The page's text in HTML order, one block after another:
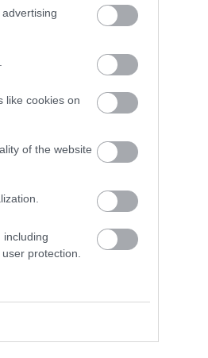
like cookies on
of the website
including
protection.